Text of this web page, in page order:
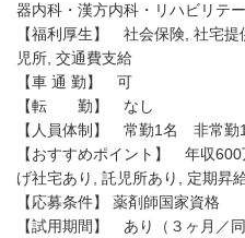
器内科・漢方内科・リハビリテ
【福利厚生】 社会保険, 社宅
児所, 交通費支給
【車 通 勤】 可
【転 勤】 なし
【人員体制】 常勤1名 非常
【おすすめポイント】 年収
げ社宅あり, 託児所あり, 定期昇
【応募条件】 薬剤師国家資格
【試用期間】 あり（３ヶ月／同